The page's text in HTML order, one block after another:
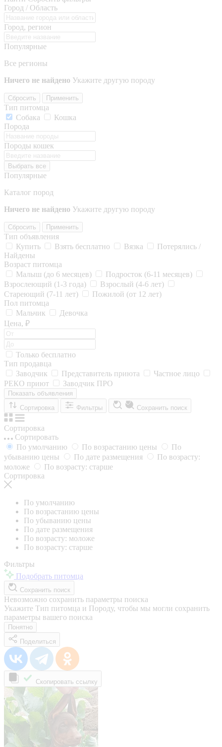
Город / Область
Город, регион
Популярные
Все регионы
Ничего не найдено Укажите другую породу
Сбросить Применить
Тип питомца
Собака
Кошка
Порода
Породы кошек
Выбрать все
Популярные
Каталог пород
Ничего не найдено Укажите другую породу
Сбросить Применить
Тип объявления
Купить
Взять бесплатно Вязка
Потерялись /
Найдены
Возраст питомца
Малыш (до 6 месяцев)
Подросток (6-11 месяцев)
Взрослеющий (1-3 года)
Взрослый (4-6 лет)
Стареющий (7-11 лет)
Пожилой (от 12 лет)
Пол питомца
Мальчик
Девочка
Цена, ₽
Только бесплатно
Тип продавца
Заводчик
Представитель приюта
Частное лицо
РЕКО приют
Заводчик ПРО
Показать объявления
Сортировка
Фильтры Сохранить поиск
Сортировка
Сортировать
По умолчанию
По возрастанию цены
По
убыванию цены
По дате размещения
По возрасту:
моложе
По возрасту: старше
Сортировка
По умолчанию
По возрастанию цены
По убыванию цены
По дате размещения
По возрасту: моложе
По возрасту: старше
Фильтры
Подобрать питомца
Сохранить поиск
Невозможно сохранить параметры поиска
Укажите Тип питомца и Породу, чтобы мы могли сохранить
параметры вашего поиска
Понятно
Поделиться
Скопировать ссылку